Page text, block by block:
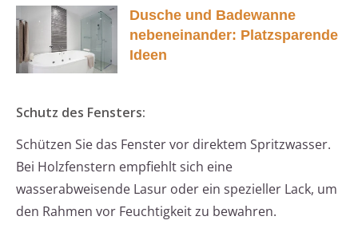
Dusche und Badewanne
nebeneinander: Platzsparende
Ideen
Schutz des Fensters:
Schützen Sie das Fenster vor direktem Spritzwasser.
Bei Holzfenstern empfiehlt sich eine
wasserabweisende Lasur oder ein spezieller Lack, um
den Rahmen vor Feuchtigkeit zu bewahren.